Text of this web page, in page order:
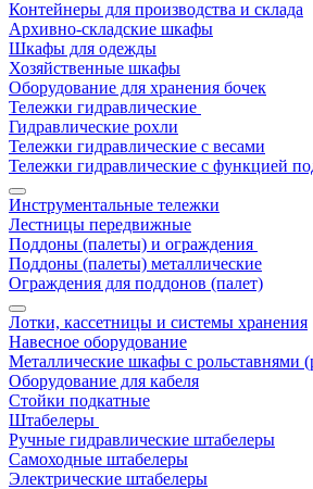
Контейнеры для производства и склада
Архивно-складские шкафы
Шкафы для одежды
Хозяйственные шкафы
Оборудование для хранения бочек
Тележки гидравлические
Гидравлические рохли
Тележки гидравлические с весами
Тележки гидравлические с функцией
Инструментальные тележки
Лестницы передвижные
Поддоны (палеты) и ограждения
Поддоны (палеты) металлические
Ограждения для поддонов (палет)
Лотки, кассетницы и системы хранения
Навесное оборудование
Металлические шкафы с рольставнями
Оборудование для кабеля
Стойки подкатные
Штабелеры
Ручные гидравлические штабелеры
Самоходные штабелеры
Электрические штабелеры